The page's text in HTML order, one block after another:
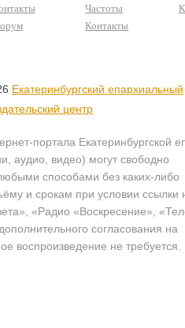
Частоты
Контакты
Екатеринбургский епархиальный
центр
портала Екатеринбургской
аудио, видео) могут свободно
способами без каких-либо
и срокам при условии ссылки
«Радио «Воскресение»,
согласования на
воспроизведение не требуется.